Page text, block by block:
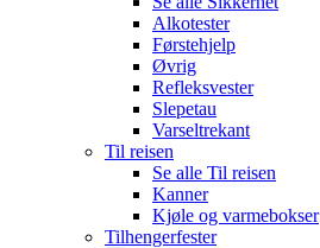
Alkotester
Førstehjelp
Øvrig
Refleksvester
Slepetau
Varseltrekant
Til reisen
Se alle Til reisen
Kanner
Kjøle og varmebokser
Tilhengerfester